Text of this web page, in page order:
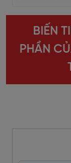
BIẾN
PHẦN